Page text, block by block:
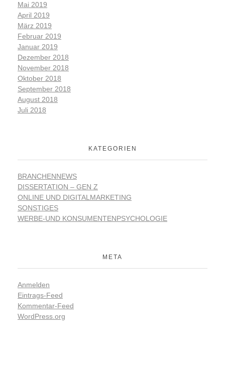
Mai 2019
April 2019
März 2019
Februar 2019
Januar 2019
Dezember 2018
November 2018
Oktober 2018
September 2018
August 2018
Juli 2018
KATEGORIEN
BRANCHENNEWS
DISSERTATION – GEN Z
ONLINE UND DIGITALMARKETING
SONSTIGES
WERBE-UND KONSUMENTENPSYCHOLOGIE
META
Anmelden
Eintrags-Feed
Kommentar-Feed
WordPress.org